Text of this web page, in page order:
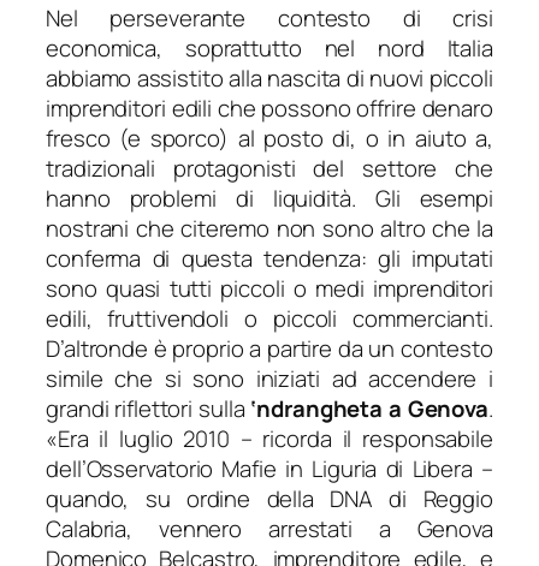
Nel perseverante contesto di crisi
economica, soprattutto nel nord Italia
abbiamo assistito alla nascita di nuovi piccoli
imprenditori edili che possono offrire denaro
fresco (e sporco) al posto di, o in aiuto a,
tradizionali protagonisti del settore che
hanno problemi di liquidità. Gli esempi
nostrani che citeremo non sono altro che la
conferma di questa tendenza: gli imputati
sono quasi tutti piccoli o medi imprenditori
edili, fruttivendoli o piccoli commercianti.
D’altronde è proprio a partire da un contesto
simile che si sono iniziati ad accendere i
grandi riflettori sulla ‘ndrangheta a Genova.
«Era il luglio 2010 – ricorda il responsabile
dell’Osservatorio Mafie in Liguria di Libera –
quando, su ordine della DNA di Reggio
Calabria, vennero arrestati a Genova
Domenico Belcastro, imprenditore edile, e